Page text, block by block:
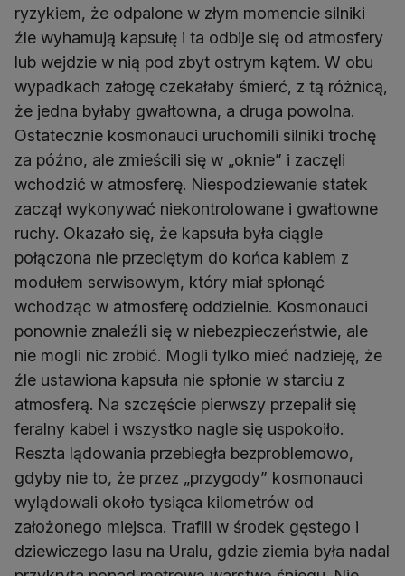
ryzykiem, że odpalone w złym momencie silniki
źle wyhamują kapsułę i ta odbije się od atmosfery
lub wejdzie w nią pod zbyt ostrym kątem. W obu
wypadkach załogę czekałaby śmierć, z tą różnicą,
że jedna byłaby gwałtowna, a druga powolna.
Ostatecznie kosmonauci uruchomili silniki trochę
za późno, ale zmieścili się w „oknie” i zaczęli
wchodzić w atmosferę. Niespodziewanie statek
zaczął wykonywać niekontrolowane i gwałtowne
ruchy. Okazało się, że kapsuła była ciągle
połączona nie przeciętym do końca kablem z
modułem serwisowym, który miał spłonąć
wchodząc w atmosferę oddzielnie. Kosmonauci
ponownie znaleźli się w niebezpieczeństwie, ale
nie mogli nic zrobić. Mogli tylko mieć nadzieję, że
źle ustawiona kapsuła nie spłonie w starciu z
atmosferą. Na szczęście pierwszy przepalił się
feralny kabel i wszystko nagle się uspokoiło.
Reszta lądowania przebiegła bezproblemowo,
gdyby nie to, że przez „przygody” kosmonauci
wylądowali około tysiąca kilometrów od
założonego miejsca. Trafili w środek gęstego i
dziewiczego lasu na Uralu, gdzie ziemia była nadal